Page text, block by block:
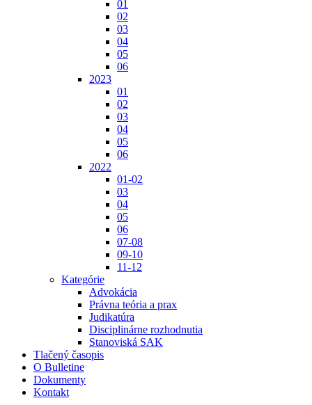
01
02
03
04
05
06
2023
01
02
03
04
05
06
2022
01-02
03
04
05
06
07-08
09-10
11-12
Kategórie
Advokácia
Právna teória a prax
Judikatúra
Disciplinárne rozhodnutia
Stanoviská SAK
Tlačený časopis
O Bulletine
Dokumenty
Kontakt